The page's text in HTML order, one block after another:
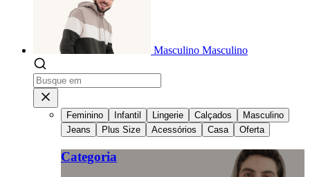
Masculino Masculino
Feminino Infantil Lingerie Calçados
Masculino
Jeans
Plus Size Acessórios Casa Oferta
Categoria